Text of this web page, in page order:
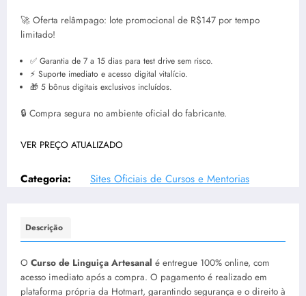
🚀 Oferta relâmpago: lote promocional de R$147 por tempo
limitado!
✅ Garantia de 7 a 15 dias para test drive sem risco.
⚡ Suporte imediato e acesso digital vitalício.
🎁 5 bônus digitais exclusivos incluídos.
🔒 Compra segura no ambiente oficial do fabricante.
VER PREÇO ATUALIZADO
Categoria: Sites Oficiais de Cursos e Mentorias
Descrição
O Curso de Linguiça Artesanal é entregue 100% online, com
acesso imediato após a compra. O pagamento é realizado em
plataforma própria da Hotmart, garantindo segurança e o direito à